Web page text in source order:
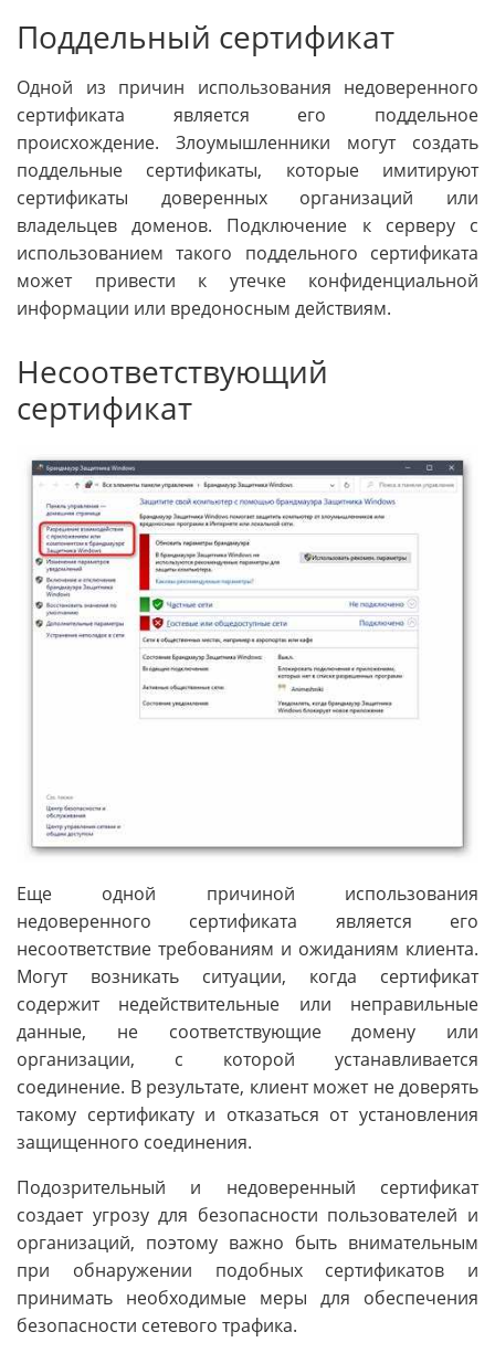
Поддельный сертификат
Одной из причин использования недоверенного
сертификата является его поддельное
происхождение. Злоумышленники могут создать
поддельные сертификаты, которые имитируют
сертификаты доверенных организаций или
владельцев доменов. Подключение к серверу с
использованием такого поддельного сертификата
может привести к утечке конфиденциальной
информации или вредоносным действиям.
Несоответствующий
сертификат
Еще одной причиной использования
недоверенного сертификата является его
несоответствие требованиям и ожиданиям клиента.
Могут возникать ситуации, когда сертификат
содержит недействительные или неправильные
данные, не соответствующие домену или
организации, с которой устанавливается
соединение. В результате, клиент может не доверять
такому сертификату и отказаться от установления
защищенного соединения.
Подозрительный и недоверенный сертификат
создает угрозу для безопасности пользователей и
организаций, поэтому важно быть внимательным
при обнаружении подобных сертификатов и
принимать необходимые меры для обеспечения
безопасности сетевого трафика.